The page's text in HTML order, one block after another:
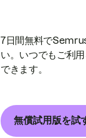
7日間無料で
い。いつでもご利
できます。
無償試用版を試